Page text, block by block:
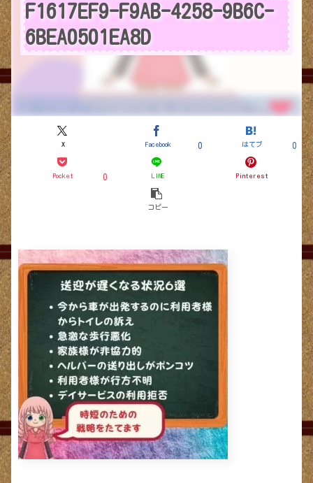
F1617EF9-F9AB-4258-9B6C-
6BEA0501EA8D
X Facebook 0 はてブ 0
Pocket 0 LINE Pinterest
コピー